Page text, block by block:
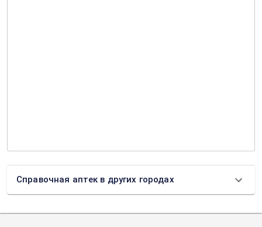
Справочная аптек в других городах